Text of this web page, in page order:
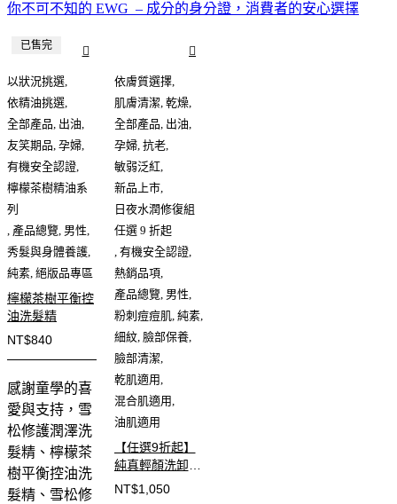
你不可不知的 EWG – 成分的身分證，消費者的安心選擇
已售完
以狀況挑選,
依精油挑選,
全部產品, 出油,
友笑期品, 孕婦,
有機安全認證,
檸檬茶樹精油系
列
, 產品總覽, 男性,
秀髮與身體養護,
純素, 絕版品專區
檸檬茶樹平衡控
油洗髮精
NT$840
感謝童學的喜
愛與支持，雪
松修護潤澤洗
髮精、檸檬茶
樹平衡控油洗
髮精、雪松修
依膚質選擇,
肌膚清潔, 乾燥,
全部產品, 出油,
孕婦, 抗老,
敏弱泛紅,
新品上市,
日夜水潤修復組
任選 9 折起
, 有機安全認證,
熱銷品項,
產品總覽, 男性,
粉刺痘痘肌, 純素,
細紋, 臉部保養,
臉部清潔,
乾肌適用,
混合肌適用,
油肌適用
【任選9折起】
純真輕顏洗卸凝
露（10年淬鍊
NT$1,050